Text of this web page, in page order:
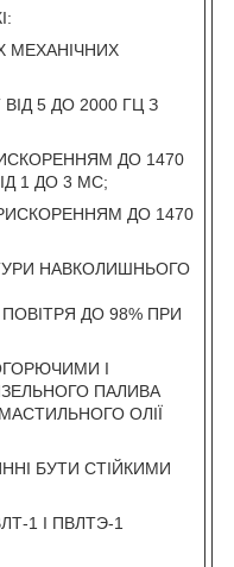
МЕХАНІЧНИХ
ВІД 5 ДО 2000 ГЦ З
ДО 1470
1 ДО 3 МС;
ДО 1470
НАВКОЛИШНЬОГО
ДО 98% ПРИ
І
ПАЛИВА
ОЛІЇ
БУТИ СТІЙКИМИ
1 І ПВЛТЭ-1